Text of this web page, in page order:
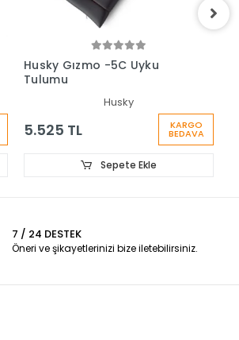
Husky Gızmo -5C Uyku
Tulumu
Husky
5.525 TL KARGO
BEDAVA
Sepete Ekle
7 / 24 DESTEK
Öneri ve şikayetlerinizi bize iletebilirsiniz.